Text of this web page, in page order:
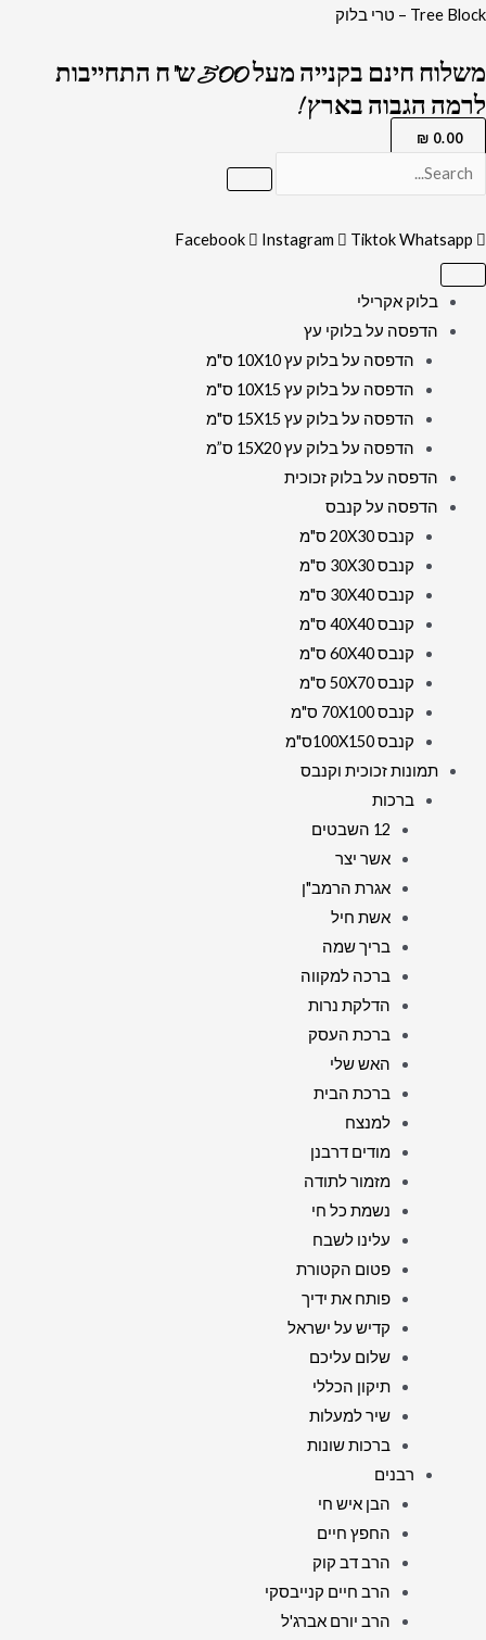
דילוג
Tree Block – טרי בלוק
משלוח חינם בקנייה מעל 500 ש"ח התחייבות
לרמה הגבוה בארץ !
0.00
₪
Facebook Instagram TiktokWhatsapp
בלוק אקרילי
הדפסה על בלוקי עץ
הדפסה על בלוק עץ 10X10 ס"מ
הדפסה על בלוק עץ 10X15 ס"מ
הדפסה על בלוק עץ 15X15 ס"מ
הדפסה על בלוק עץ 15X20 ס”מ
הדפסה על בלוק זכוכית
הדפסה על קנבס
קנבס 20X30 ס"מ
קנבס 30X30 ס"מ
קנבס 30X40 ס"מ
קנבס 40X40 ס"מ
קנבס 60X40 ס"מ
קנבס 50X70 ס"מ
קנבס 70X100 ס"מ
קנבס 100X150ס"מ
תמונות זכוכית וקנבס
ברכות
12 השבטים
אשר יצר
אגרת הרמב"ן
אשת חיל
בריך שמה
ברכה למקווה
הדלקת נרות
ברכת העסק
האש שלי
ברכת הבית
למנצח
מודים דרבנן
מזמור לתודה
נשמת כל חי
עלינו לשבח
פטום הקטורת
פותח את ידיך
קדיש על ישראל
שלום עליכם
תיקון הכללי
שיר למעלות
ברכות שונות
רבנים
הבן איש חי
החפץ חיים
הרב דב קוק
הרב חיים קנייבסקי
הרב יורם אברג'ל
כמות
הדפסה
ישירה
על
לב